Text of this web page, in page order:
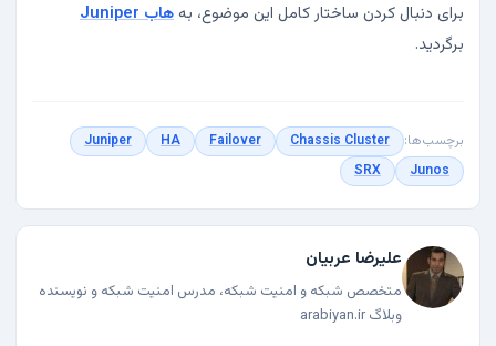
برای دنبال کردن ساختار کامل این موضوع، به هاب Juniper
برگردید.
برچسب‌ها: Chassis Cluster
Failover
HA
Juniper
Junos
SRX
علیرضا عربیان
متخصص شبکه و امنیت شبکه، مدرس امنیت شبکه و نویسنده
وبلاگ arabiyan.ir